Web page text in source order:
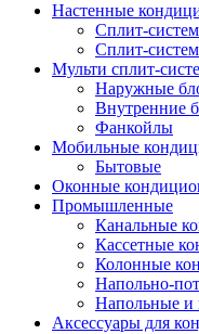
Настенные
Сплит-
Сплит-
Мульти сплит-
Наружные
Внутренние
Фанкойлы
Мобильные
Бытовые
Оконные
Промышленные
Канальные
Кассетные
Колонные
Напольно-
Напольные и
Аксессуары для